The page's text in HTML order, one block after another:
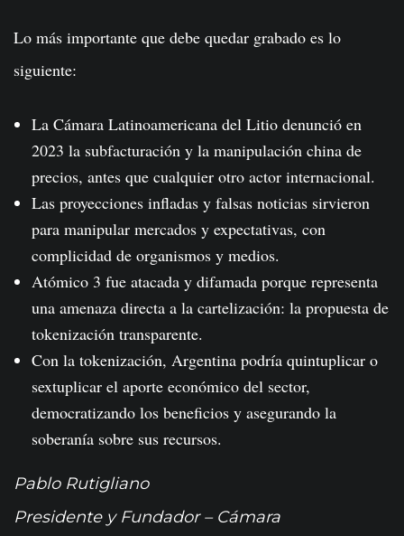
Lo más importante que debe quedar grabado es lo
siguiente:
La Cámara Latinoamericana del Litio denunció en
2023 la subfacturación y la manipulación china de
precios, antes que cualquier otro actor internacional.
Las proyecciones infladas y falsas noticias sirvieron
para manipular mercados y expectativas, con
complicidad de organismos y medios.
Atómico 3 fue atacada y difamada porque representa
una amenaza directa a la cartelización: la propuesta de
tokenización transparente.
Con la tokenización, Argentina podría quintuplicar o
sextuplicar el aporte económico del sector,
democratizando los beneficios y asegurando la
soberanía sobre sus recursos.
Pablo Rutigliano
Presidente y Fundador – Cámara